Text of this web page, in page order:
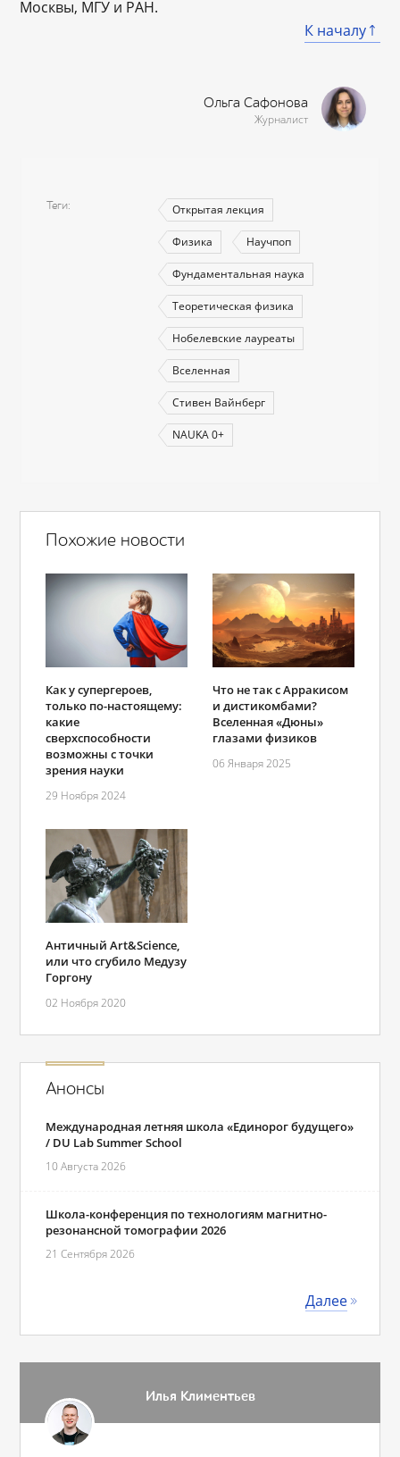
Москвы, МГУ и РАН.
К началу
Ольга Сафонова
Журналист
Теги Открытая лекция
Физика Научпоп
Фундаментальная наука
Теоретическая физика
Нобелевские лауреаты
Вселенная
Стивен Вайнберг
NAUKA 0+
Похожие новости
Как у супергероев,
только по-настоящему:
какие
сверхспособности
возможны с точки
зрения науки
29 Ноября 2024
Что не так с Арракисом
и дистикомбами?
Вселенная «Дюны»
глазами физиков
06 Января 2025
Античный Art&Science,
или что сгубило Медузу
Горгону
02 Ноября 2020
Анонсы
Международная летняя школа «Единорог будущего»
/ DU Lab Summer School
10 Августа 2026
Школа-конференция по технологиям магнитно-
резонансной томографии 2026
21 Сентября 2026
Далее
Илья Климентьев